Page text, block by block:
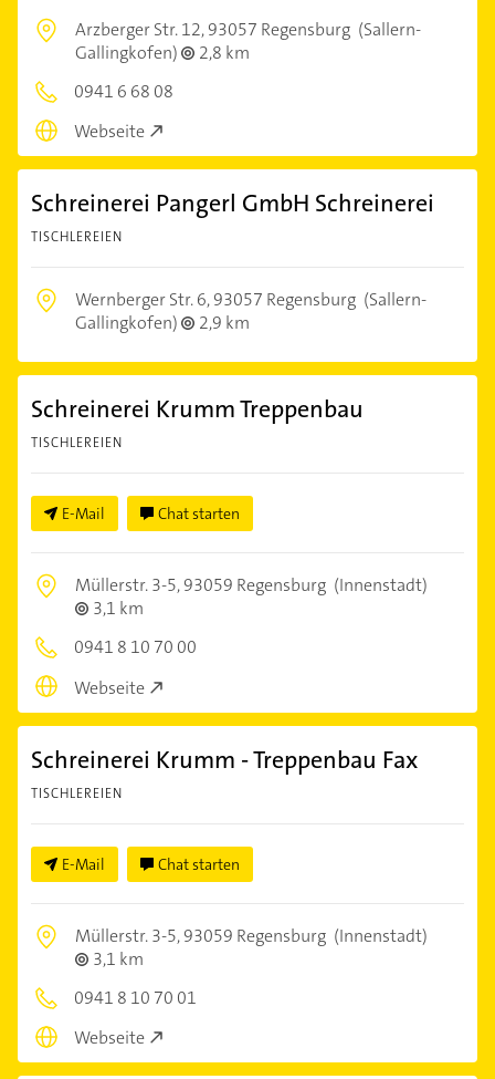
Arzberger Str. 12,93057 Regensburg (Sallern-
Gallingkofen)
2,8 km
0941 6 68 08
Webseite
Schreinerei Pangerl GmbH Schreinerei
TISCHLEREIEN
Wernberger Str. 6,93057 Regensburg (Sallern-
Gallingkofen)
2,9 km
Schreinerei Krumm Treppenbau
TISCHLEREIEN
E-Mail Chat starten
Müllerstr. 3-5,93059 Regensburg (Innenstadt)
3,1 km
0941 8 10 70 00
Webseite
Schreinerei Krumm - Treppenbau Fax
TISCHLEREIEN
E-Mail Chat starten
Müllerstr. 3-5,93059 Regensburg (Innenstadt)
3,1 km
0941 8 10 70 01
Webseite